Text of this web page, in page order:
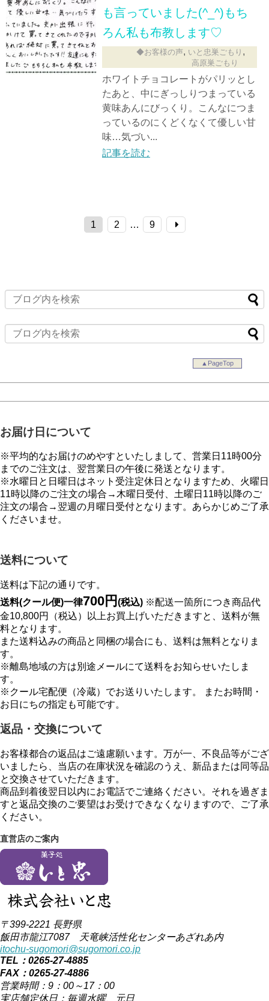
も言っていました(^_^)もち
ろん私も布教します♡
◆お客様の声, いと忠巣ごもり ,
高原巣ごもり
ホワイトチョコレートがパリッとし
たあと、中にぎっしりつまっている
黄味あんにびっくり。こんなにつま
っているのにくどくなくて優しい甘
味…気づい...
記事を読む
1 2 … 9
▲PageTop
お届け日について
※平均的なお届けのめやすといたしまして、営業日11時00分
までのご注文は、翌営業日の午後に発送となります。
※水曜日と日曜日はネット受注定休日となりますため、火曜日
11時以降のご注文の場合→木曜日受付、土曜日11時以降のご
注文の場合→翌週の月曜日受付となります。あらかじめご了承
くださいませ。
送料について
送料は下記の通りです。
送料(クール便)一律700円 (税込) ※配送一箇所につき商品代
金10,800円（税込）以上お買上げいただきますと、送料が無
料となります。
また送料込みの商品と同梱の場合にも、送料は無料となりま
す。
※離島地域の方は別途メールにて送料をお知らせいたしま
す。
※クール宅配便（冷蔵）でお送りいたします。 またお時間・
お日にちの指定も可能です。
返品・交換について
お客様都合の返品はご遠慮願います。万が一、不良品等がござ
いましたら、当店の在庫状況を確認のうえ、新品または同等品
と交換させていただきます。
商品到着後翌日以内にお電話でご連絡ください。それを過ぎま
すと返品交換のご要望はお受けできなくなりますので、ご了承
ください。
直営店のご案内
〒399-2221 長野県
飯田市龍江7087 天竜峡活性化センターあざれあ内
itochu-sugomori@sugomori.co.jp
TEL：0265-27-4885
FAX：0265-27-4886
営業時間：9：00～17：00
実店舗定休日：毎週水曜、元日